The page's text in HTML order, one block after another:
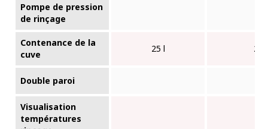
Pompe de pression
de rinçage
Contenance de la
cuve
25 l 25 l
Double paroi
Visualisation
températures